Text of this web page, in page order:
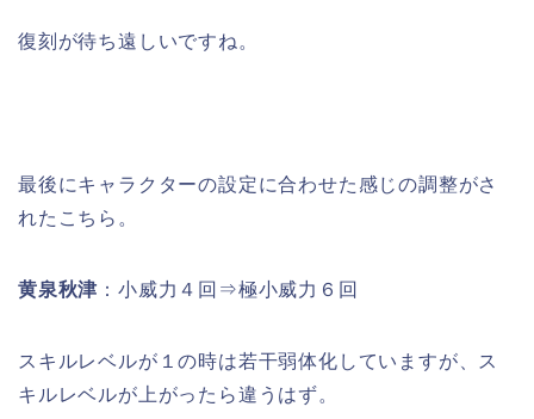
復刻が待ち遠しいですね。
最後にキャラクターの設定に合わせた感じの調整がさ
れたこちら。
黄泉秋津 ：小威力４回⇒極小威力６回
スキルレベルが１の時は若干弱体化していますが、ス
キルレベルが上がったら違うはず。